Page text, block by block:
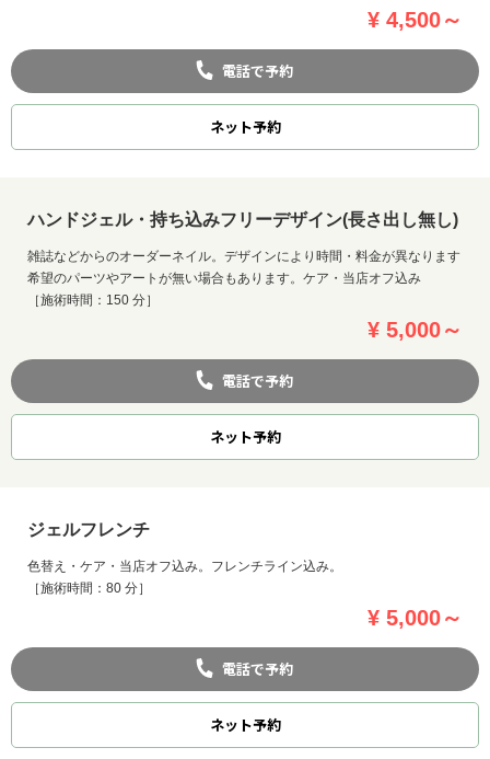
¥ 4,500～
電話で予約
ネット予約
ハンドジェル・持ち込みフリーデザイン(長さ出し無し)
雑誌などからのオーダーネイル。デザインにより時間・料金が異なります
希望のパーツやアートが無い場合もあります。ケア・当店オフ込み
［施術時間：150 分］
¥ 5,000～
電話で予約
ネット予約
ジェルフレンチ
色替え・ケア・当店オフ込み。フレンチライン込み。
［施術時間：80 分］
¥ 5,000～
電話で予約
ネット予約